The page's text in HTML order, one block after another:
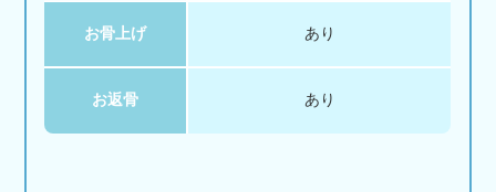
お骨上げ あり
お返骨 あり